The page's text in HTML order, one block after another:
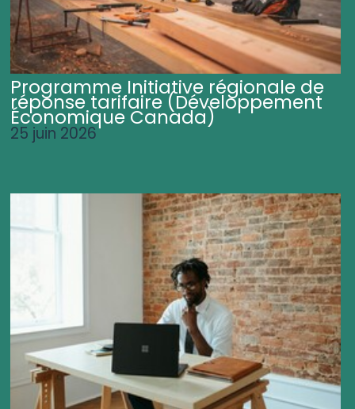
Programme Initiative régionale de
réponse tarifaire (Développement
Économique Canada)
25 juin 2026